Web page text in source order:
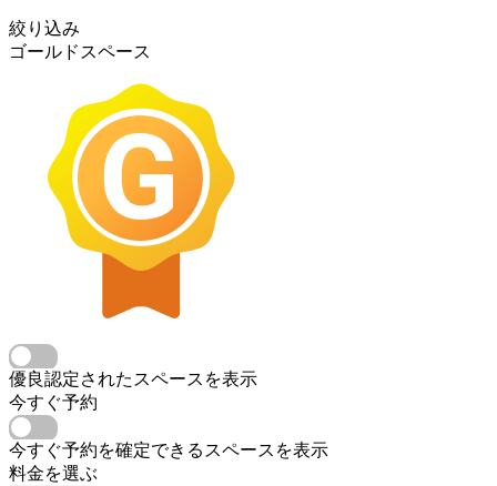
絞り込み
ゴールドスペース
優良認定されたスペースを表示
今すぐ予約
今すぐ予約を確定できるスペースを表示
料金を選ぶ